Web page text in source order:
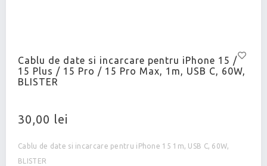
Cablu de date si incarcare pentru iPhone 15 /
15 Plus / 15 Pro / 15 Pro Max, 1m, USB C, 60W,
BLISTER
30,00 lei
Cablu de date si incarcare pentru iPhone 15 1m, USB C, 60W,
BLISTER